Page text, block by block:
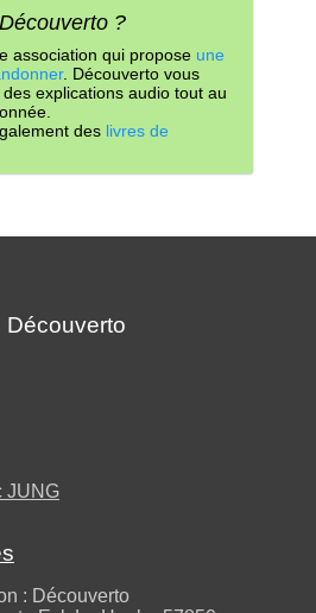
?
association qui propose une
. Découverto vous
explications audio tout au
des livres de
Découverto
JUNG
: Découverto